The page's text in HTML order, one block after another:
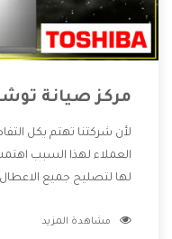
مركز صيانة
لأن شركتنا تهتم بكل
العملاء لهذا السبب
لها لتصليح جميع الاعطال
وعلى عملاءنا الكرام .
مشاهدة المزيد